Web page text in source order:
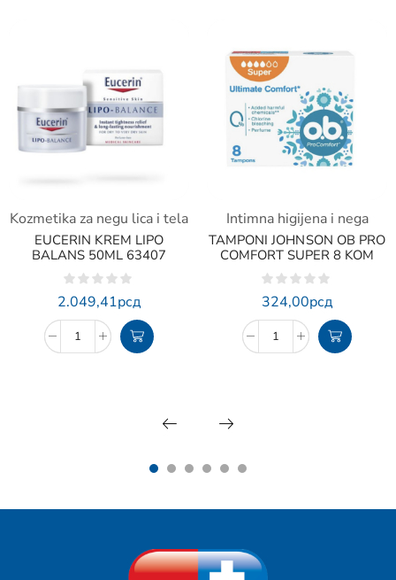
Kozmetika za negu lica i tela
EUCERIN KREM LIPO
BALANS 50ML 63407
2.049,41рсд
Intimna higijena i nega
TAMPONI JOHNSON OB PRO
COMFORT SUPER 8 KOM
324,00рсд